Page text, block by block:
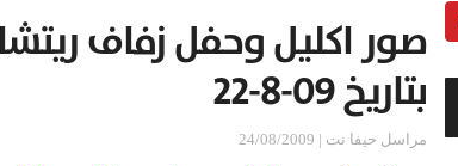
صور اكليل وحفل زفاف
بتاريخ 09-8-22
مراسل حيفا نت | 24/08/2009